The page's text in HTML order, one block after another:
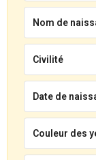
Nom de
Civilité
Date de
Couleur des